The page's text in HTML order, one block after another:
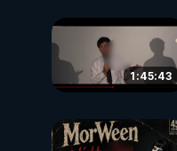
1:45:43